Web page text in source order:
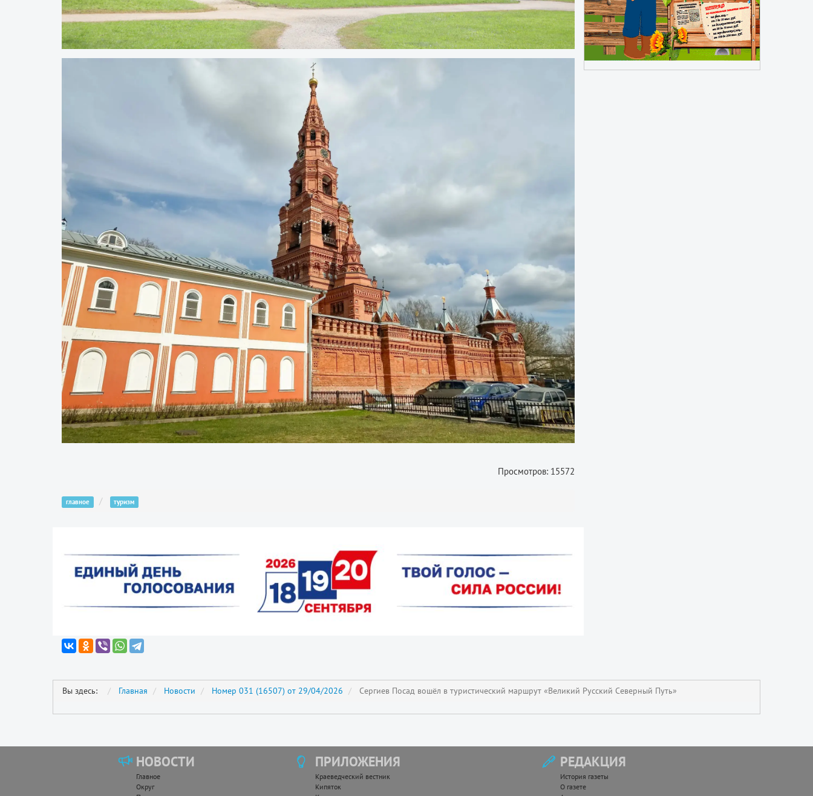
Просмотров: 15572
главное туризм
Вы здесь: Главная Новости Номер 031 (16507) от 29/04/2026 Сергиев Посад вошëл в туристический маршрут «Великий Русский Северный Путь»
НОВОСТИ
Главное
Округ
ПРИЛОЖЕНИЯ
Краеведческий вестник
Кипяток
РЕДАКЦИЯ
История газеты
О газете